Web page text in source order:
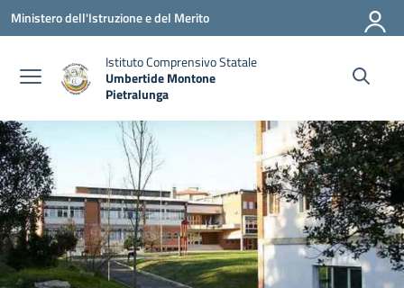
Vai ai contenuti
Vai al menu di navigazione
Vai al footer
Ministero dell'Istruzione e del Merito
Istituto Comprensivo Statale
Umbertide Montone
Pietralunga